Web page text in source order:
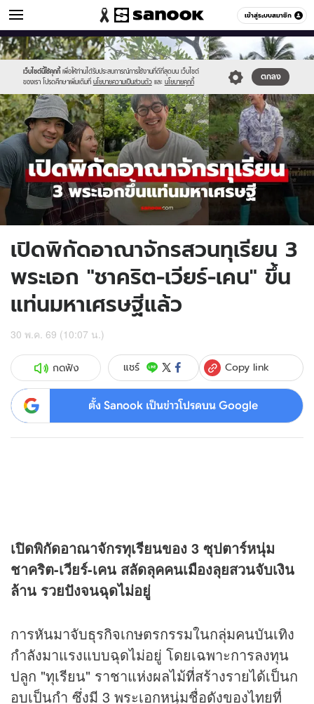
เข้าสู่ระบบสมาชิก
ข่าวบันเทิง หมวดอื่นๆ
เว็บไซต์นี้ใช้คุกกี้ เพื่อให้ท่านได้รับประสบการณ์การใช้งานที่ดีที่สุดบน เว็บไซต์
ของเรา โปรดศึกษาเพิ่มเติมที่ นโยบายความเป็นส่วนตัว และ นโยบายคุกกี้
ตกลง
Sanook
//s.isanook.com/sr/0/images/logo-
new-
sanook.png
600
60
//s.isanook.com/ns/0/ud/1978/9891682/55292929(30).jpg
เปิดพิกัดอาณาจักรสวนทุเรียน 3
พระเอก "ชาคริต-เวียร์-เคน" ขึ้น
แท่นมหาเศรษฐีแล้ว
30 พ.ค. 69 (10:07 น.)
กดฟัง แชร์ Copy link
ตั้ง Sanook เป็นข่าวโปรดบน Google
เปิดพิกัดอาณาจักรทุเรียนของ 3 ซุปตาร์หนุ่ม
ชาคริต-เวียร์-เคน สลัดลุคคนเมืองลุยสวนจับเงิน
ล้าน รวยปังจนฉุดไม่อยู่
การหันมาจับธุรกิจเกษตรกรรมในกลุ่มคนบันเทิง
กำลังมาแรงแบบฉุดไม่อยู่ โดยเฉพาะการลงทุน
ปลูก "ทุเรียน" ราชาแห่งผลไม้ที่สร้างรายได้เป็นก
อบเป็นกำ ซึ่งมี 3 พระเอกหนุ่มชื่อดังของไทยที่